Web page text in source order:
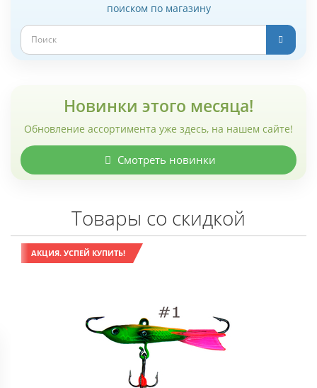
поиском по магазину
Новинки этого месяца!
Обновление ассортимента уже здесь, на нашем сайте!
Смотреть новинки
Товары со скидкой
АКЦИЯ. УСПЕЙ КУПИТЬ!